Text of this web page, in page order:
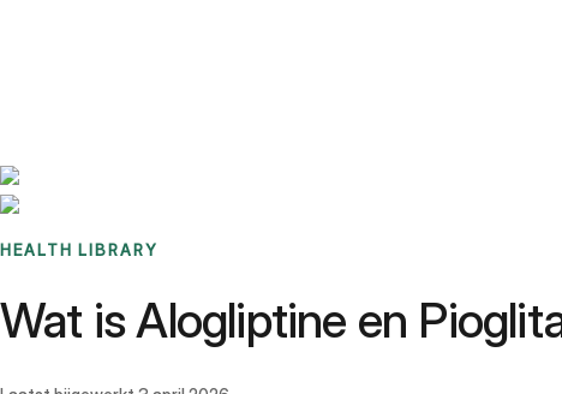
HEALTH LIBRARY
Wat is Alogliptine en